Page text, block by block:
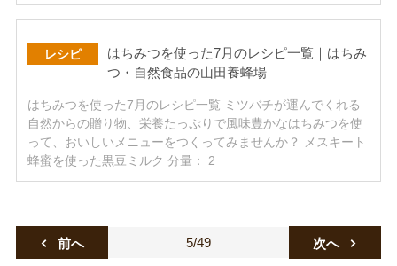
レシピ
はちみつを使った7月のレシピ一覧｜はちみ
つ・自然食品の山田養蜂場
はちみつを使った7月のレシピ一覧 ミツバチが運んでくれる
自然からの贈り物、栄養たっぷりで風味豊かなはちみつを使
って、おいしいメニューをつくってみませんか？ メスキート
蜂蜜を使った黒豆ミルク 分量： 2
5/49
前へ 次へ